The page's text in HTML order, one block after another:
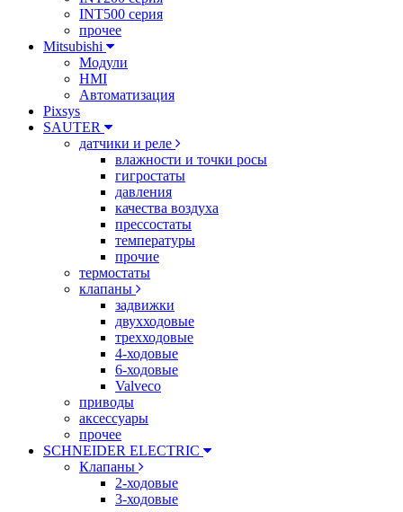
INT500 серия
прочее
Mitsubishi
Модули
HMI
Автоматизация
Pixsys
SAUTER
датчики и реле
влажности и точки росы
гигростаты
давления
качества воздуха
прессостаты
температуры
прочие
термостаты
клапаны
задвижки
двухходовые
трехходовые
4-ходовые
6-ходовые
Valveco
приводы
аксессуары
прочее
SCHNEIDER ELECTRIC
Клапаны
2-ходовые
3-ходовые